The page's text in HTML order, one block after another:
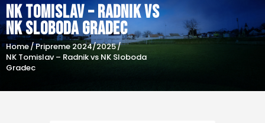
NK Tomislav – Radnik vs
NK Sloboda Gradec
Home Pripreme 2024/2025
NK Tomislav – Radnik vs NK Sloboda
Gradec
Home
O nama
Utakmice